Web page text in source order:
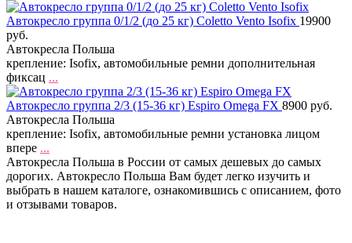
Автокресло группа 0/1/2 (до 25 кг) Coletto Vento Isofix 19900
руб.
Автокресла Польша
крепление: Isofix, автомобильные ремни дополнительная
фиксац ...
Автокресло группа 2/3 (15-36 кг) Espiro Omega FX 8900 руб.
Автокресла Польша
крепление: Isofix, автомобильные ремни установка лицом
впере ...
Автокресла Польша в России от самых дешевых до самых
дорогих. Автокресло Польша Вам будет легко изучить и
выбрать в нашем каталоге, ознакомившись с описанием, фото
и отзывами товаров.